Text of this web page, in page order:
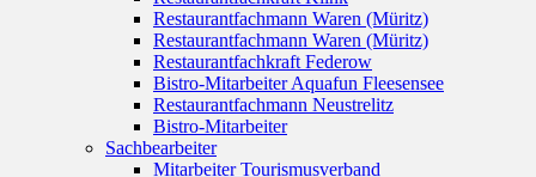
Restaurantfachmann Waren (Müritz)
Restaurantfachmann Waren (Müritz)
Restaurantfachkraft Federow
Bistro-Mitarbeiter Aquafun Fleesensee
Restaurantfachmann Neustrelitz
Bistro-Mitarbeiter
Sachbearbeiter
Mitarbeiter Tourismusverband